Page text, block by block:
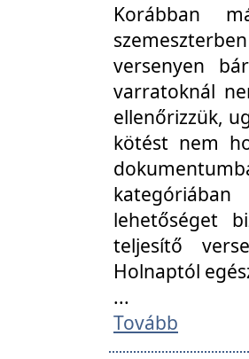
Korábban
versenyen
varratoknál
ellenőrizzük,
kötést nem
lehetőséget
teljesítő
Holnaptól
...
Tovább